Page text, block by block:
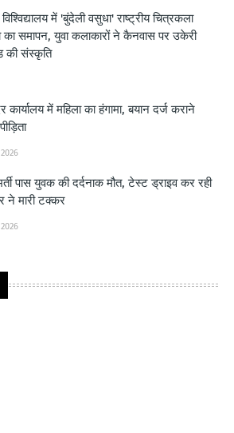
में 'बुंदेली वसुधा' राष्ट्रीय चित्रकला
का समापन, युवा कलाकारों ने कैनवास पर उकेरी
की संस्कृति
में महिला का हंगामा, बयान दर्ज कराने
पास युवक की दर्दनाक मौत, टेस्ट ड्राइव कर रही
ने मारी टक्कर